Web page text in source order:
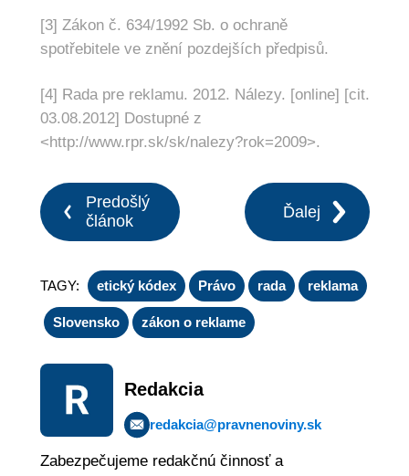
[3] Zákon č. 634/1992 Sb. o ochraně
spotřebitele ve znění pozdejších předpisů.
[4] Rada pre reklamu. 2012. Nálezy. [online] [cit.
03.08.2012] Dostupné z
<http://www.rpr.sk/sk/nalezy?rok=2009>.
Predošlý
článok
Ďalej
TAGY: etický kódex Právo rada reklama
Slovensko zákon o reklame
Redakcia
redakcia@pravnenoviny.sk
Zabezpečujeme redakčnú činnosť a